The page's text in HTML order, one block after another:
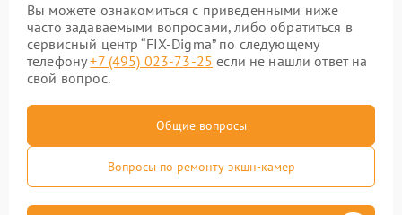
Вы можете ознакомиться с приведенными ниже
часто задаваемыми вопросами, либо обратиться в
сервисный центр “FIX-Digma” по следующему
телефону+7 (495) 023-73-25 если не нашли ответ на
свой вопрос.
Общие вопросы
Вопросы по ремонту экшн-камер